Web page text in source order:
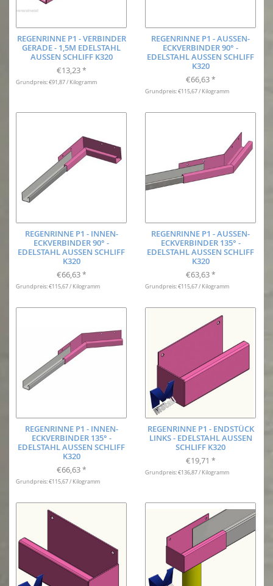
REGENRINNE P1 - VERBINDER
GERADE - 1,5M EDELSTAHL
AUSSEN SCHLIFF K320
€13,23 *
Grundpreis: €91,87 / Kilogramm
REGENRINNE P1 - AUSSEN-E
CKVERBINDER 90° - E
DELSTAHL AUSSEN SCHLIFF K3
20
€66,63 *
Grundpreis: €115,67 / Kilogramm
REGENRINNE P1 - INNEN-
ECKVERBINDER 90° -
EDELSTAHL AUSSEN SCHLIFF K
320
€66,63 *
Grundpreis: €115,67 / Kilogramm
REGENRINNE P1 - AUSSEN-E
CKVERBINDER 135° - E
DELSTAHL AUSSEN SCHLIFF K3
20
€63,63 *
Grundpreis: €115,67 / Kilogramm
REGENRINNE P1 - INNEN-
ECKVERBINDER 135° -
EDELSTAHL AUSSEN SCHLIFF K
320
€66,63 *
Grundpreis: €115,67 / Kilogramm
REGENRINNE P1 - ENDSTÜCK
LINKS - EDELSTAHL AUSSEN S
CHLIFF K320
€19,71 *
Grundpreis: €136,87 / Kilogramm